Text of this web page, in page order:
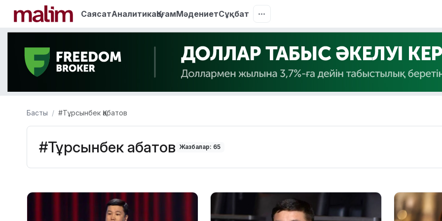
СаясатАналитикаҚоғамМәдениетСұқбат
Басты #Тұрсынбек Қабатов
#Тұрсынбек Қабатов Жазбалар: 65